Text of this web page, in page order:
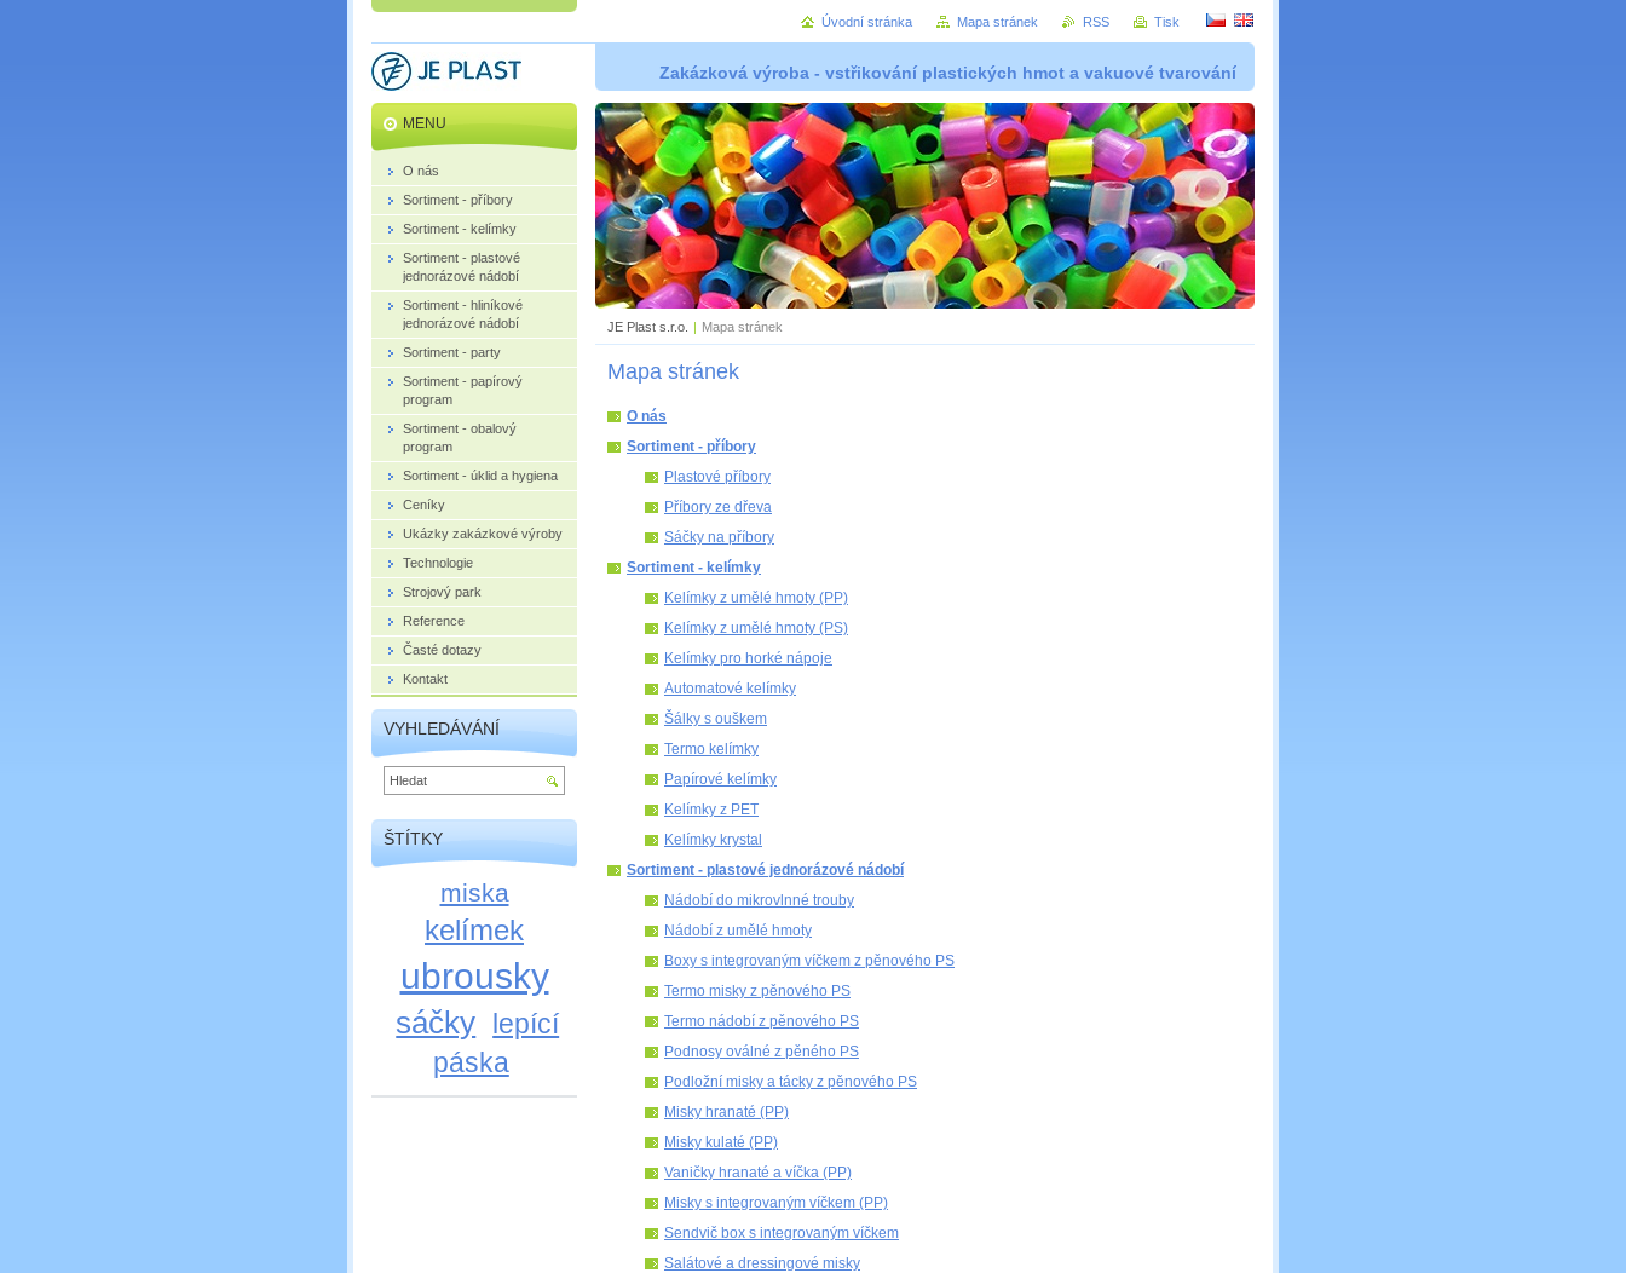
Zakázková výroba - vstřikování plastických hmot a vakuové tvarování
JE Plast s.r.o. | Mapa stránek
Mapa stránek
O nás
Sortiment - příbory
Plastové příbory
Příbory ze dřeva
Sáčky na příbory
Sortiment - kelímky
Kelímky z umělé hmoty (PP)
Kelímky z umělé hmoty (PS)
Kelímky pro horké nápoje
Automatové kelímky
Šálky s ouškem
Termo kelímky
Papírové kelímky
Kelímky z PET
Kelímky krystal
Sortiment - plastové jednorázové nádobí
Nádobí do mikrovlnné trouby
Nádobí z umělé hmoty
Boxy s integrovaným víčkem z pěnového PS
Termo misky z pěnového PS
Termo nádobí z pěnového PS
Podnosy oválné z pěného PS
Podložní misky a tácky z pěnového PS
Misky hranaté (PP)
Misky kulaté (PP)
Vaničky hranaté a víčka (PP)
Misky s integrovaným víčkem (PP)
Sendvič box s integrovaným víčkem
Salátové a dressingové misky
MENU
O nás
Sortiment - příbory
Sortiment - kelímky
Sortiment - plastové
jednorázové nádobí
Sortiment - hliníkové
jednorázové nádobí
Sortiment - party
Sortiment - papírový
program
Sortiment - obalový
program
Sortiment - úklid a hygiena
Ceníky
Ukázky zakázkové výroby
Technologie
Strojový park
Reference
Časté dotazy
Kontakt
VYHLEDÁVÁNÍ
ŠTÍTKY
miska
kelímek
ubrousky
sáčky lepící
páska
Úvodní stránka Mapa stránek RSS Tisk